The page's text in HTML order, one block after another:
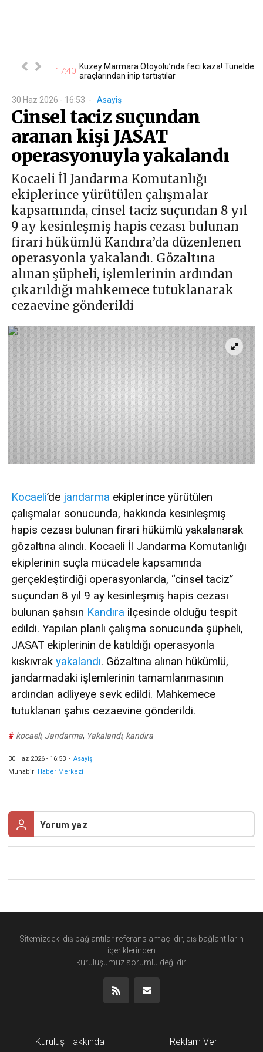
sokağa 17:40 Kuzey Marmara Otoyolu’nda feci kaza! Tünelde
araçlarından inip tartıştılar
30 Haz 2026 - 16:53 - Asayiş
Cinsel taciz suçundan
aranan kişi JASAT
operasyonuyla yakalandı
Kocaeli İl Jandarma Komutanlığı
ekiplerince yürütülen çalışmalar
kapsamında, cinsel taciz suçundan 8 yıl
9 ay kesinleşmiş hapis cezası bulunan
firari hükümlü Kandıra’da düzenlenen
operasyonla yakalandı. Gözaltına
alınan şüpheli, işlemlerinin ardından
çıkarıldığı mahkemece tutuklanarak
cezaevine gönderildi
Kocaeli’de jandarma ekiplerince yürütülen
çalışmalar sonucunda, hakkında kesinleşmiş
hapis cezası bulunan firari hükümlü yakalanarak
gözaltına alındı. Kocaeli İl Jandarma Komutanlığı
ekiplerinin suçla mücadele kapsamında
gerçekleştirdiği operasyonlarda, “cinsel taciz”
suçundan 8 yıl 9 ay kesinleşmiş hapis cezası
bulunan şahsın Kandıra ilçesinde olduğu tespit
edildi. Yapılan planlı çalışma sonucunda şüpheli,
JASAT ekiplerinin de katıldığı operasyonla
kıskıvrak yakalandı. Gözaltına alınan hükümlü,
jandarmadaki işlemlerinin tamamlanmasının
ardından adliyeye sevk edildi. Mahkemece
tutuklanan şahıs cezaevine gönderildi.
# kocaeli, Jandarma, Yakalandı, kandıra
30 Haz 2026 - 16:53 - Asayiş
Muhabir
Haber Merkezi
Sitemizdeki dış bağlantılar referans amaçlıdır, dış bağlantıların
içeriklerinden
kuruluşumuz sorumlu değildir.
Kuruluş Hakkında Reklam Ver